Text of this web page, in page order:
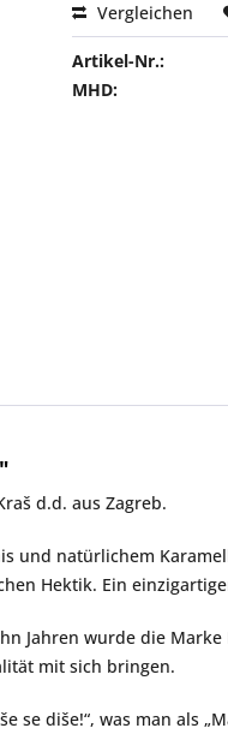
Vergleichen
Artikel-Nr.:
MHD:
d.d. aus Zagreb.
und natürlichem
Hektik. Ein
Jahren wurde die
mit sich bringen.
se diše!“, was man als